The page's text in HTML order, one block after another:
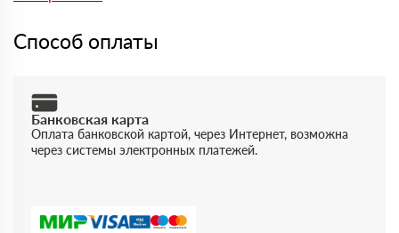
Способ оплаты
Банковская карта
Оплата банковской картой, через Интернет, возможна
через системы электронных платежей.